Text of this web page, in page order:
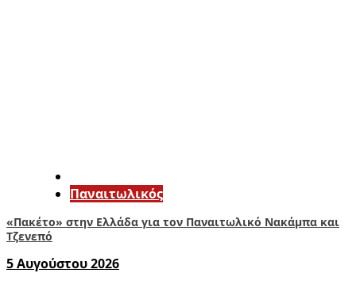
Παναιτωλικός
«Πακέτο» στην Ελλάδα για τον Παναιτωλικό Νακάμπα και
Τζενεπό
5 Αυγούστου 2026